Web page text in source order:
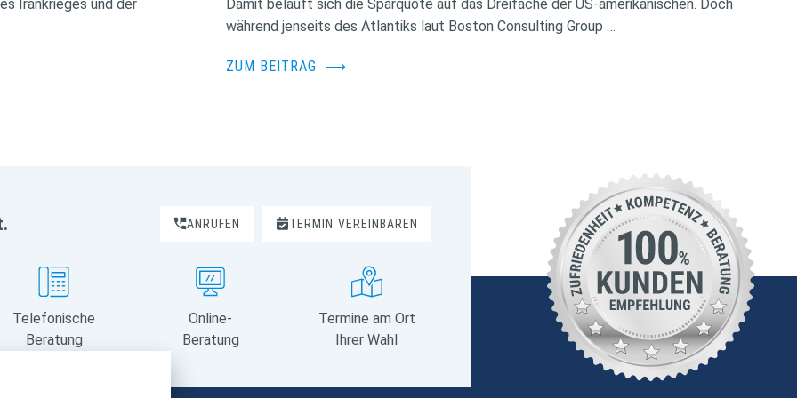
Irankrieges und der
Damit beläuft sich die Sparquote auf das Dreifache der US-amerikanischen. Doch
während jenseits des Atlantiks laut Boston Consulting Group …
ZUM BEITRAG ⟶
ANRUFEN TERMIN VEREINBAREN
Telefonische
Beratung
Online-
Beratung
Termine am Ort
Ihrer Wahl
zu identifizieren
geschlossen
berechnen und die
generierte
Form die